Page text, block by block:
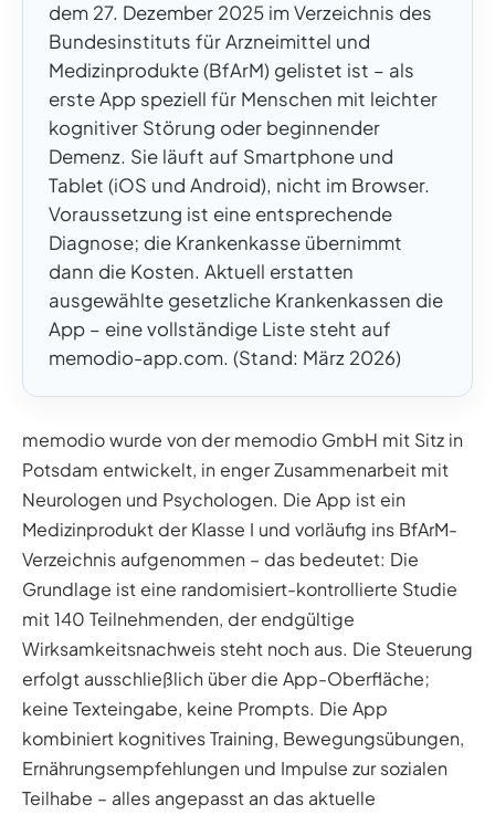
dem 27. Dezember 2025 im Verzeichnis des
Bundesinstituts für Arzneimittel und
Medizinprodukte (BfArM) gelistet ist – als
erste App speziell für Menschen mit leichter
kognitiver Störung oder beginnender
Demenz. Sie läuft auf Smartphone und
Tablet (iOS und Android), nicht im Browser.
Voraussetzung ist eine entsprechende
Diagnose; die Krankenkasse übernimmt
dann die Kosten. Aktuell erstatten
ausgewählte gesetzliche Krankenkassen die
App – eine vollständige Liste steht auf
memodio-app.com. (Stand: März 2026)
memodio wurde von der memodio GmbH mit Sitz in
Potsdam entwickelt, in enger Zusammenarbeit mit
Neurologen und Psychologen. Die App ist ein
Medizinprodukt der Klasse I und vorläufig ins BfArM-
Verzeichnis aufgenommen – das bedeutet: Die
Grundlage ist eine randomisiert-kontrollierte Studie
mit 140 Teilnehmenden, der endgültige
Wirksamkeitsnachweis steht noch aus. Die Steuerung
erfolgt ausschließlich über die App-Oberfläche;
keine Texteingabe, keine Prompts. Die App
kombiniert kognitives Training, Bewegungsübungen,
Ernährungsempfehlungen und Impulse zur sozialen
Teilhabe – alles angepasst an das aktuelle